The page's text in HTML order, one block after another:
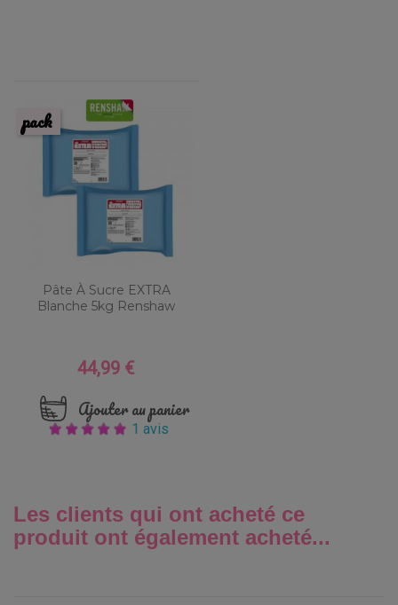
Pâte À Sucre EXTRA
Blanche 5kg Renshaw
Prix
44,99 €
Ajouter au panier
1 avis
pack
Les clients qui ont acheté ce
produit ont également acheté...